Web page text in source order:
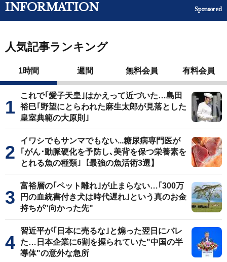
INFORMATION Sponsored
人気記事ランキング
1時間 週間 無料会員 有料会員
これで｢愛子天皇｣はかえって近づいた…島田
裕巳｢野望にとらわれた麻生太郎が見落とした
皇室典範の大原則｣
イワシでもサンマでもない...糖尿病専門医が
｢がん･動脈硬化を予防し､美背を保つ栄養素を
とれる魚の種類｣【最強の魚活術3選】
富裕層の｢ペット離れ｣が止まらない…｢300万
円の血統書付き犬は時代遅れ｣という真のお金
持ちが"向かった先"
習近平が｢日本に売るな｣と煽った翌日にバレ
た…日本企業に6割を握られていた"中国の半
導体"の意外な急所